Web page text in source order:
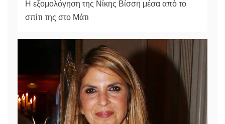
Η εξομολόγηση της Νίκης Βίσση μέσα από το
σπίτι της στο Μάτι